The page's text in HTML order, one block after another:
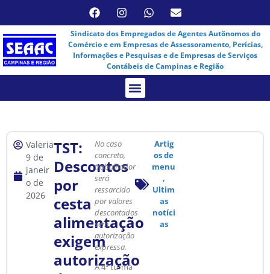
Sindicato dos Empregados de Agentes Autônomos do
Comércio e em Empresas de Assessoramento, Perícias,
Informações e Pesquisas e de Empresas de Serviços
Contábeis de Campinas e Região
Valeria
9 de
janeir
o de
2026
TST:
Descontos
por
cesta
alimentação
exigem
autorização
No caso
concreto,
trabalhador
será
ressarcido
por valores
descontados
sem
autorização
expressa.
A 4ª turma
Artig
os de
menu
,
Ultim
as
notíci
as